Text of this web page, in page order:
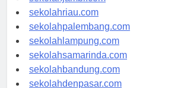
sekolahjambi.com
sekolahriau.com
sekolahpalembang.com
sekolahlampung.com
sekolahsamarinda.com
sekolahbandung.com